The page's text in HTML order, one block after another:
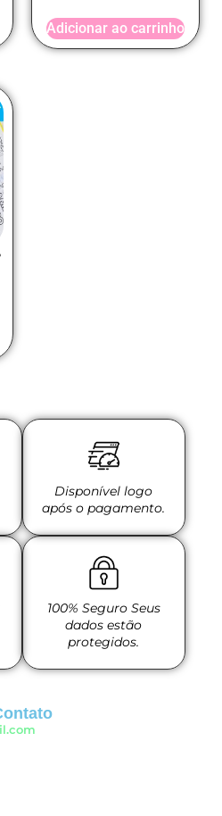
Adicionar ao carrinho
Disponível logo
após o pagamento.
100% Seguro Seus
dados estão
protegidos.